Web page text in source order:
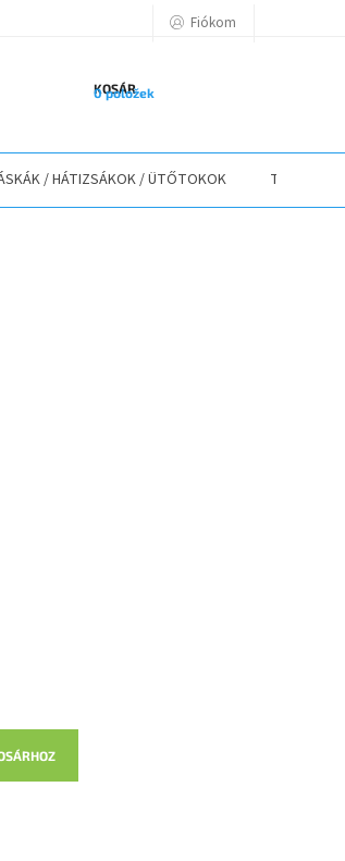
ELÉRHETŐSÉGEK
Fiókom
KOSÁR
0 položek
/ HÁTIZSÁKOK / ÜTŐTOKOK TEXTIL